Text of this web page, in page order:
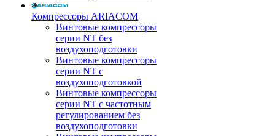
Компрессоры ARIACOM
Винтовые компрессоры
серии NT без
воздухоподготовки
Винтовые компрессоры
серии NT c
воздухоподготовкой
Винтовые компрессоры
серии NT с частотным
регулированием без
воздухоподготовки